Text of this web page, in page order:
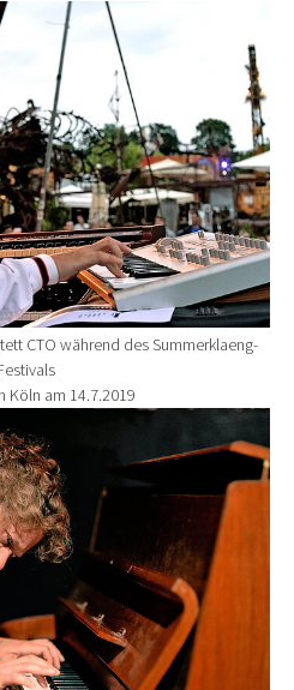
CTO während des Summerklaeng-
Köln am 14.7.2019